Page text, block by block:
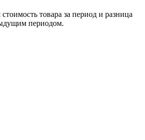
товара за период и разница
периодом.